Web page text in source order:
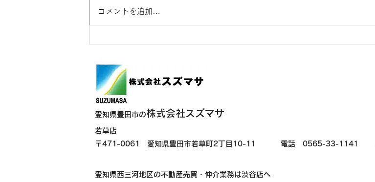
猛暑の中で夏野菜の管理と秋
手研修
夏野菜の収穫と管理作業を実
コメントを追加…
愛知県豊田市の株式会社スズマサ
若草店
〒471-0061 愛知県豊田市若草町2丁目10-11
電話 0565-33-1141
​愛知県西三河地区の不動産売買・仲介業務は渋谷店へ